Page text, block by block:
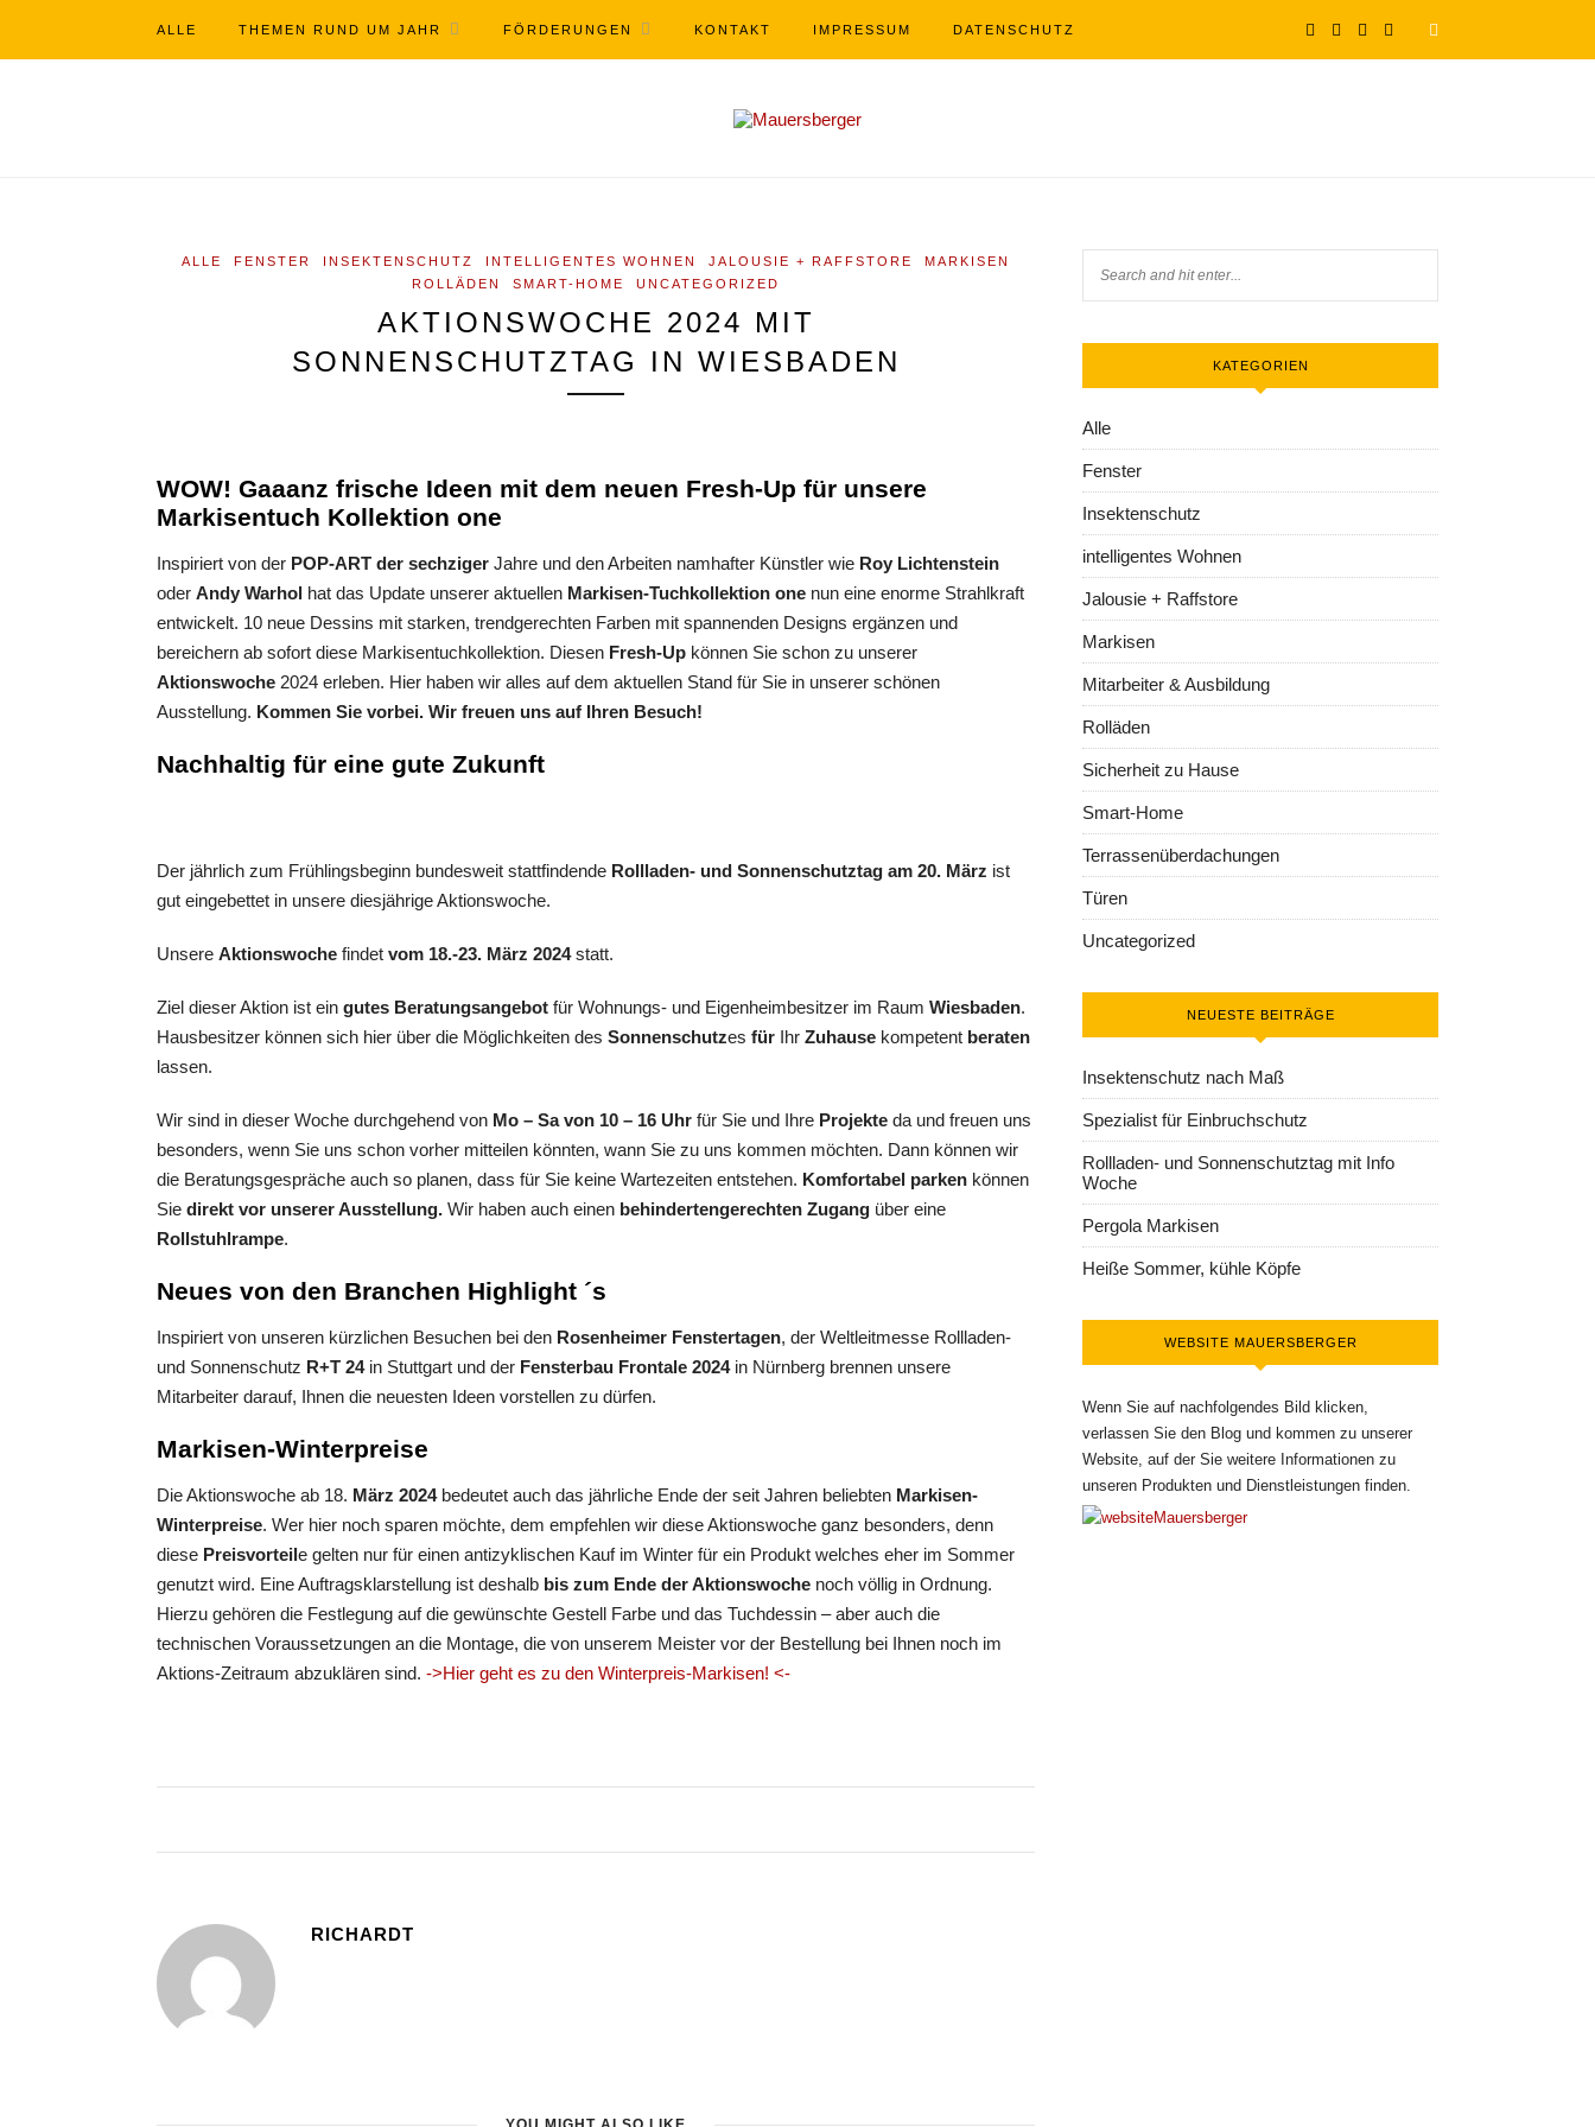
ALLE THEMEN RUND UM JAHR FÖRDERUNGEN KONTAKT IMPRESSUM DATENSCHUTZ
ALLE FENSTER INSEKTENSCHUTZ INTELLIGENTES WOHNEN JALOUSIE + RAFFSTORE
MARKISEN
ROLLÄDEN
SMART-HOME UNCATEGORIZED
AKTIONSWOCHE 2024 MIT
SONNENSCHUTZTAG IN WIESBADEN
WOW! Gaaanz frische Ideen mit dem neuen Fresh-Up für unsere
Markisentuch Kollektion one
Inspiriert von der POP-ART der sechziger Jahre und den Arbeiten namhafter Künstler wie Roy Lichtenstein
oder Andy Warhol hat das Update unserer aktuellen Markisen-Tuchkollektion one nun eine enorme Strahlkraft
entwickelt. 10 neue Dessins mit starken, trendgerechten Farben mit spannenden Designs ergänzen und
bereichern ab sofort diese Markisentuchkollektion. Diesen Fresh-Up können Sie schon zu unserer
Aktionswoche 2024 erleben. Hier haben wir alles auf dem aktuellen Stand für Sie in unserer schönen
Ausstellung. Kommen Sie vorbei. Wir freuen uns auf Ihren Besuch!
Nachhaltig für eine gute Zukunft
Der jährlich zum Frühlingsbeginn bundesweit stattfindende Rollladen- und Sonnenschutztag am 20. März ist
gut eingebettet in unsere diesjährige Aktionswoche.
Unsere Aktionswoche findet vom 18.-23. März 2024statt.
Ziel dieser Aktion ist ein gutes Beratungsangebot für Wohnungs- und Eigenheimbesitzer im Raum Wiesbaden.
Hausbesitzer können sich hier über die Möglichkeiten des Sonnenschutzes für Ihr Zuhause kompetent beraten
lassen.
Wir sind in dieser Woche durchgehend von Mo – Sa von 10 – 16 Uhr für Sie und Ihre Projekte da und freuen uns
besonders, wenn Sie uns schon vorher mitteilen könnten, wann Sie zu uns kommen möchten. Dann können wir
die Beratungsgespräche auch so planen, dass für Sie keine Wartezeiten entstehen. Komfortabel parken können
Sie direkt vor unserer Ausstellung. Wir haben auch einen behindertengerechten Zugang über eine
Rollstuhlrampe.
Neues von den Branchen Highlight ´s
Inspiriert von unseren kürzlichen Besuchen bei den Rosenheimer Fenstertagen, der Weltleitmesse Rollladen-
und Sonnenschutz R+T 24 in Stuttgart und der Fensterbau Frontale 2024in Nürnberg brennen unsere
Mitarbeiter darauf, Ihnen die neuesten Ideen vorstellen zu dürfen.
Markisen-Winterpreise
Die Aktionswoche ab 18. März 2024bedeutet auch das jährliche Ende der seit Jahren beliebten Markisen-
Winterpreise. Wer hier noch sparen möchte, dem empfehlen wir diese Aktionswoche ganz besonders, denn
diese Preisvorteile gelten nur für einen antizyklischen Kauf im Winter für ein Produkt welches eher im Sommer
genutzt wird. Eine Auftragsklarstellung ist deshalb bis zum Ende der Aktionswoche noch völlig in Ordnung.
Hierzu gehören die Festlegung auf die gewünschte Gestell Farbe und das Tuchdessin – aber auch die
technischen Voraussetzungen an die Montage, die von unserem Meister vor der Bestellung bei Ihnen noch im
Aktions-Zeitraum abzuklären sind. ->Hier geht es zu den Winterpreis-Markisen! <-
RICHARDT
KATEGORIEN
Alle
Fenster
Insektenschutz
intelligentes Wohnen
Jalousie + Raffstore
Markisen
Mitarbeiter & Ausbildung
Rolläden
Sicherheit zu Hause
Smart-Home
Terrassenüberdachungen
Türen
Uncategorized
NEUESTE BEITRÄGE
Insektenschutz nach Maß
Spezialist für Einbruchschutz
Rollladen- und Sonnenschutztag mit Info
Woche
Pergola Markisen
Heiße Sommer, kühle Köpfe
WEBSITE MAUERSBERGER
Wenn Sie auf nachfolgendes Bild klicken,
verlassen Sie den Blog und kommen zu unserer
Website, auf der Sie weitere Informationen zu
unseren Produkten und Dienstleistungen finden.